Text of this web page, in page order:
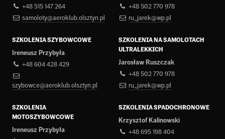
+48 515 147 264
samoloty@aeroklub.olsztyn.pl
+48 502 770 978
ru_jarek@wp.pl
SZKOLENIA SZYBOWCOWE
Ireneusz Przybyła
+48 604 428 429
szybowce@aeroklub.olsztyn.pl
SZKOLENIA NA SAMOLOTACH
ULTRALEKKICH
Jarosław Ruszczak
+48 502 770 978
ru_jarek@wp.pl
SZKOLENIA
MOTOSZYBOWCOWE
Ireneusz Przybyła
SZKOLENIA SPADOCHRONOWE
Krzysztof Kalinowski
+48 695 198 404